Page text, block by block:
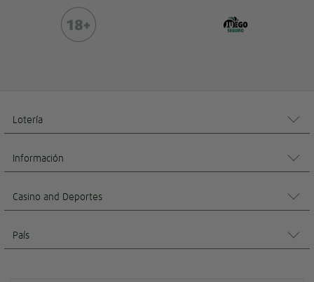
Lotería
Información
Casino and Deportes
País